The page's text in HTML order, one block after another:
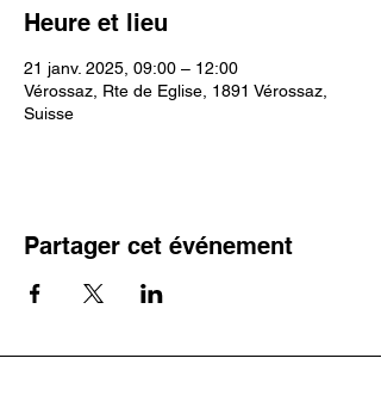
Heure et lieu
21 janv. 2025, 09:00 – 12:00
Vérossaz, Rte de Eglise, 1891 Vérossaz,
Suisse
Partager cet événement